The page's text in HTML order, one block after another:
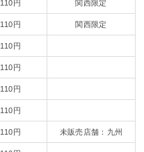
110円 関西限定
110円 関西限定
110円
110円
110円
110円
110円 未販売店舗：九州